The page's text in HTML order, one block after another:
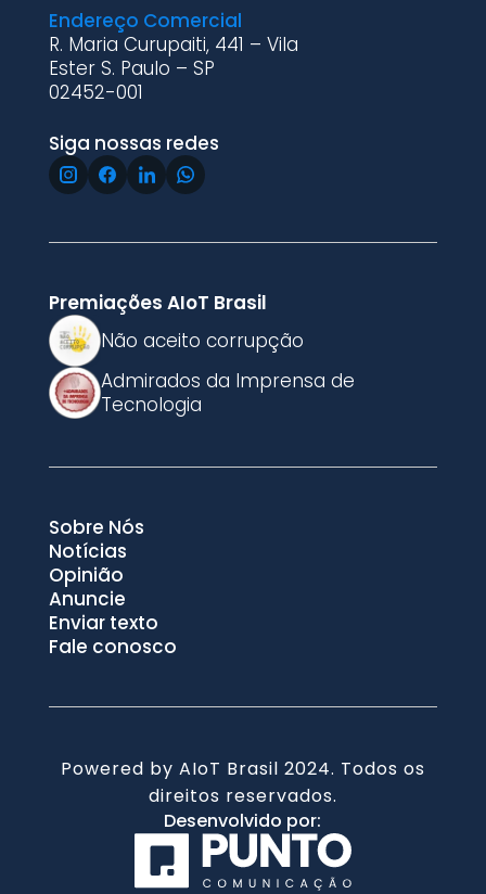
Endereço Comercial
R. Maria Curupaiti, 441 – Vila
Ester S. Paulo – SP
02452-001
Siga nossas redes
Premiações AIoT Brasil
Não aceito corrupção
Admirados da Imprensa de
Tecnologia
Sobre Nós
Notícias
Opinião
Anuncie
Enviar texto
Fale conosco
Powered by AIoT Brasil 2024. Todos os
direitos reservados.
Desenvolvido por: